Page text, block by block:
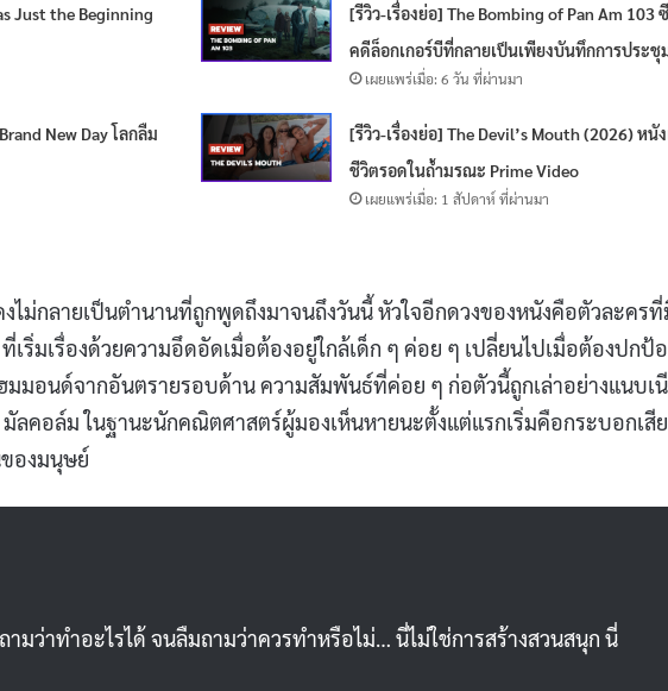
Just the Beginning
[รีวิว-เรื่องย่อ] The Bombing of Pan Am 103
คดีล็อกเกอร์บีที่กลายเป็นเพียงบันทึกการประชุ
เผยแพร่เมื่อ: 6 วัน ที่ผ่านมา
New Day โลกลืม
[รีวิว-เรื่องย่อ] The Devil’s Mouth (2026) หนัง
ชีวิตรอดในถ้ำมรณะ Prime Video
เผยแพร่เมื่อ: 1 สัปดาห์ ที่ผ่านมา
งไม่กลายเป็นตำนานที่ถูกพูดถึงมาจนถึงวันนี้ หัวใจอีกดวงของหนังคือตัวละครที่
มเรื่องด้วยความอึดอัดเมื่อต้องอยู่ใกล้เด็ก ๆ ค่อย ๆ เปลี่ยนไปเมื่อต้องปกป้
มมอนด์จากอันตรายรอบด้าน ความสัมพันธ์ที่ค่อย ๆ ก่อตัวนี้ถูกเล่าอย่างแนบเ
ลคอล์ม ในฐานะนักคณิตศาสตร์ผู้มองเห็นหายนะตั้งแต่แรกเริ่มคือกระบอกเสี
องมนุษย์
มว่าทำอะไรได้ จนลืมถามว่าควรทำหรือไม่… นี่ไม่ใช่การสร้างสวนสนุก นี่